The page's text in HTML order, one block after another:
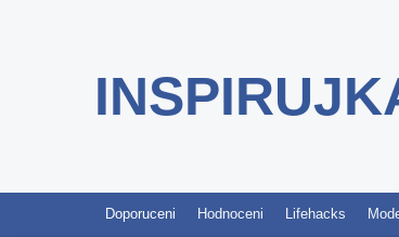
Doporuceni Hodnoceni Lifehacks